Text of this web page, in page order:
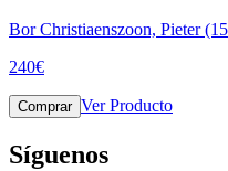
Bor Christiaenszoon, Pieter
240€
Comprar Ver Producto
Síguenos